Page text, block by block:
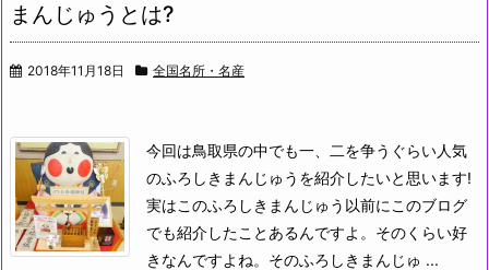
まんじゅうとは?
2018年11月18日 全国名所・名産
今回は鳥取県の中でも一、二を争うぐらい人気
のふろしきまんじゅうを紹介したいと思います!
実はこのふろしきまんじゅう以前にこのブログ
でも紹介したことあるんですよ。そのくらい好
きなんですよね。 そのふろしきまんじゅ ...